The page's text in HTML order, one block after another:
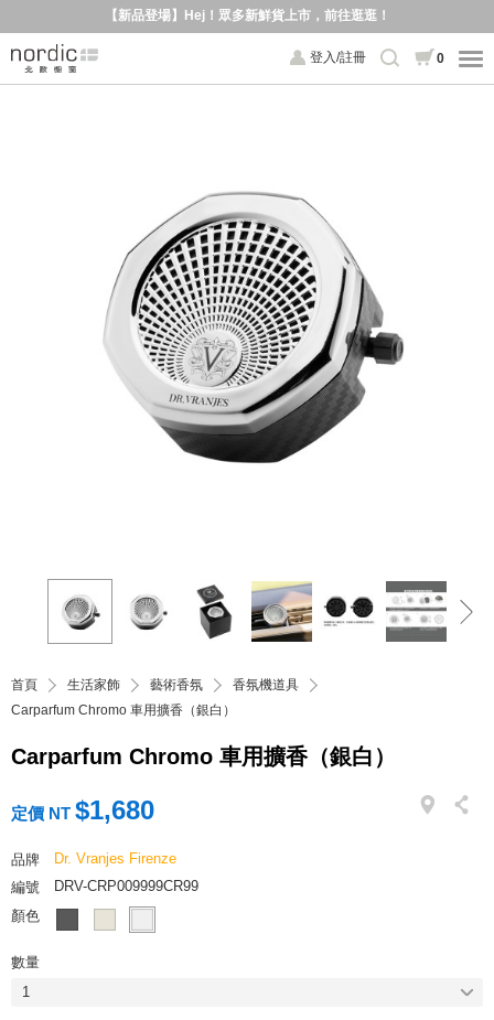
【新品登場】Hej！眾多新鮮貨上市，前往逛逛！
登入/註冊 0
首頁 生活家飾 藝術香氛
香氛機道具
Carparfum Chromo 車用擴香（銀白）
Carparfum Chromo 車用擴香（銀白）
定價 NT $1,680
品牌
Dr. Vranjes Firenze
編號
DRV-CRP009999CR99
顏色
數量
1